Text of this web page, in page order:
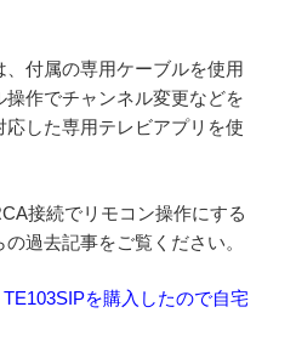
付属の専用ケーブルを使用
操作でチャンネル変更などを
した専用テレビアプリを使
接続でリモコン操作にする
過去記事をご覧ください。
を購入したので自宅